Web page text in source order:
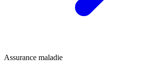
Assurance maladie